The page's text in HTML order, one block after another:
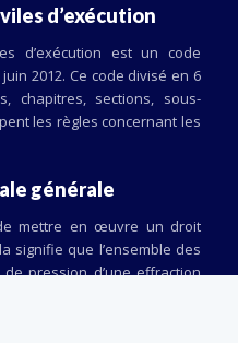
d’exécution
d’exécution est un code
2012. Ce code divisé en 6
chapitres, sections, sous-
les règles concernant les
générale
mettre en œuvre un droit
signifie que l’ensemble des
pression d’une effraction